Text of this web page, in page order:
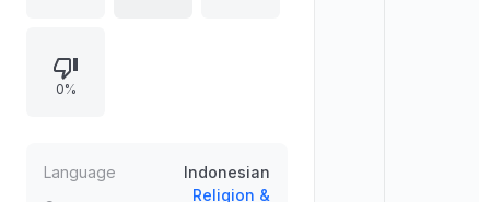
yang menyesatkan umat. Isi
menekankan bahaya kemunafikan
munafik bersumber dari Al-Qur’an
0%
Language
Indonesian
Religion &